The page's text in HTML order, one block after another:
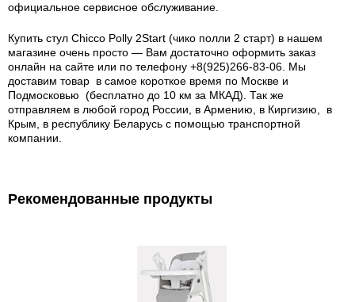
официальное сервисное обслуживание.
Купить стул Chicco Polly 2Start (чико полли 2 старт) в нашем
магазине очень просто — Вам достаточно оформить заказ
онлайн на сайте или по телефону +8(925)266-83-06. Мы
доставим товар в самое короткое время по Москве и
Подмосковью (бесплатно до 10 км за МКАД). Так же
отправляем в любой город России, в Армению, в Киргизию, в
Крым, в республику Беларусь с помощью транспортной
компании.
Рекомендованные продукты